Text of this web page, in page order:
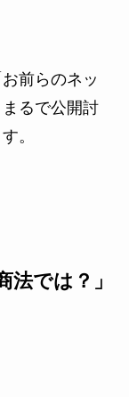
前らのネッ
るで公開討
。
法では？」